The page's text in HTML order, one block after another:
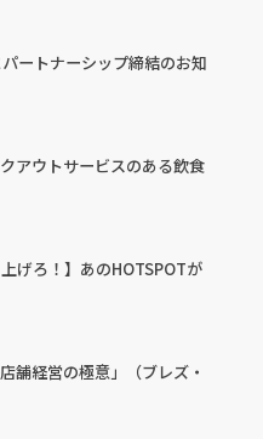
ートナーシップ締結のお知
アウトサービスのある飲食
げろ！】あのHOTSPOTが
舗経営の極意」（ブレズ・